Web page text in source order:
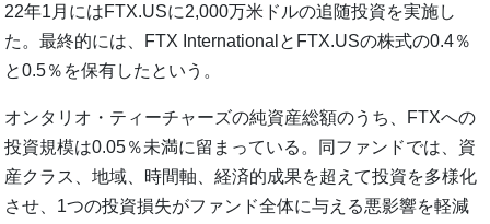
22年1月にはFTX.USに2,000万米ドルの追随投資を実施し
た。最終的には、FTX InternationalとFTX.USの株式の0.4％
と0.5％を保有したという。
オンタリオ・ティーチャーズの純資産総額のうち、FTXへの
投資規模は0.05％未満に留まっている。同ファンドでは、資
産クラス、地域、時間軸、経済的成果を超えて投資を多様化
させ、1つの投資損失がファンド全体に与える悪影響を軽減